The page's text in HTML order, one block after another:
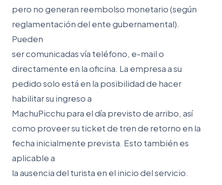
pero no generan reembolso monetario (según
reglamentación del ente gubernamental).
Pueden
ser comunicadas vía teléfono, e-mail o
directamente en la oficina. La empresa a su
pedido solo está en la posibilidad de hacer
habilitar su ingreso a
MachuPicchu para el día previsto de arribo, así
como proveer su ticket de tren de retorno en la
fecha inicialmente prevista. Esto también es
aplicable a
la ausencia del turista en el inicio del servicio.